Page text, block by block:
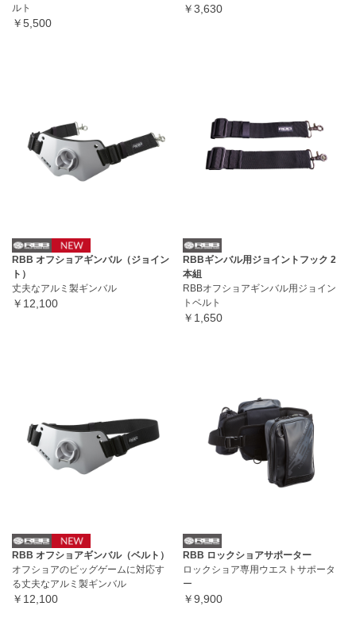
ルト
￥5,500
￥3,630
RBB オフショアギンバル（ジョイン
ト）
丈夫なアルミ製ギンバル
￥12,100
RBBギンバル用ジョイントフック 2
本組
RBBオフショアギンバル用ジョイン
トベルト
￥1,650
RBB オフショアギンバル（ベルト）
オフショアのビッグゲームに対応す
る丈夫なアルミ製ギンバル
￥12,100
RBB ロックショアサポーター
ロックショア専用ウエストサポータ
ー
￥9,900